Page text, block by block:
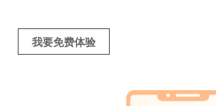
我要免费体验